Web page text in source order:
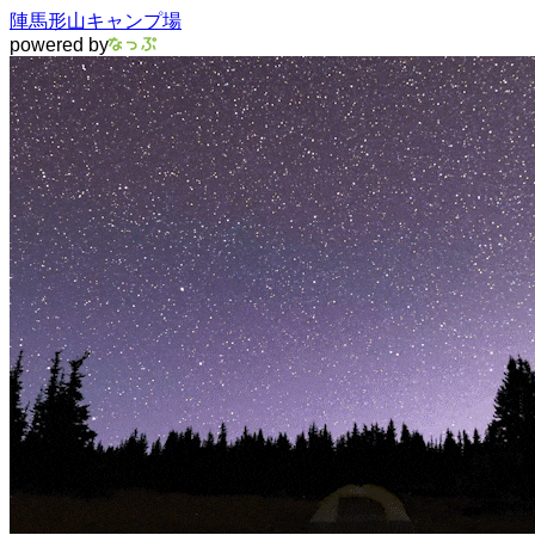
陣馬形山キャンプ場
powered by